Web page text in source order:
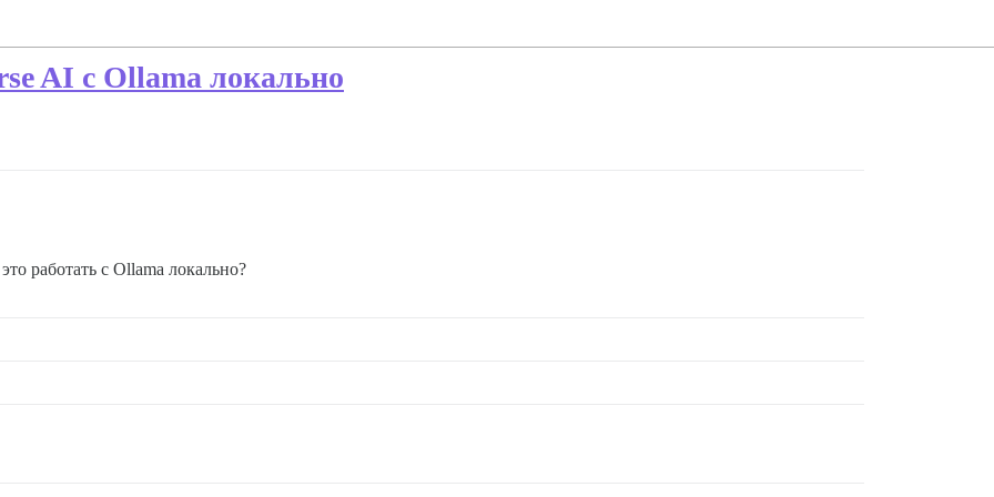
AI с Ollama локально
работать с Ollama локально?